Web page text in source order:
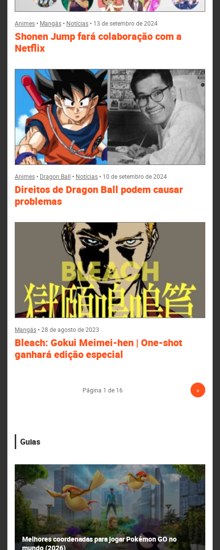
Animes• Mangás• Notícias• 13 de setembro de 2024
Shonen Jump fará colaboração com a
Netflix
Animes• Dragon Ball • Notícias• 10 de setembro de 2024
Direitos de Dragon Ball podem causar
problemas
Mangás•28 de agosto de 2023
Bleach: Gokui Meimei-hen | One-shot
ganhará edição especial
Página 1 de 16 »
Guias
Melhores coordenadas para jogar Pokémon GO no
mundo (2026)